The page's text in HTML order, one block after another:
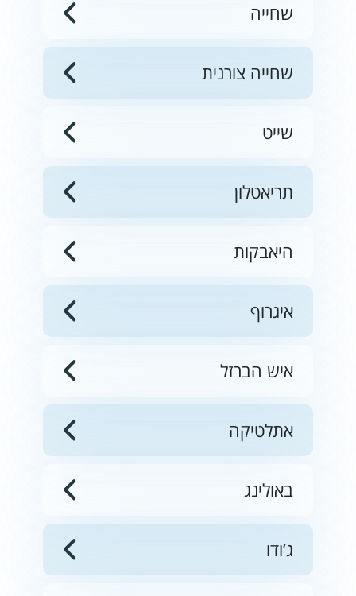
שחייה
שחייה צורנית
שייט
תריאטלון
היאבקות
איגרוף
איש הברזל
אתלטיקה
באולינג
ג’ודו